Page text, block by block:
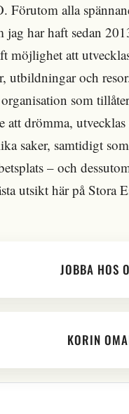
Förutom alla
jag har haft sedan
möjlighet att
utbildningar och
som
att drömma,
saker, samtidigt
– och
utsikt här på Stora
JOBBA HOS
KORIN